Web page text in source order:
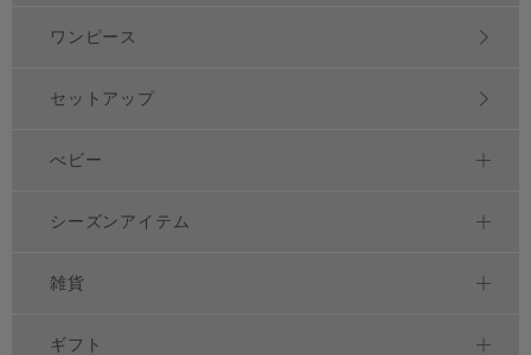
ワンピース
セットアップ
べビー
シーズンアイテム
雑貨
ギフト